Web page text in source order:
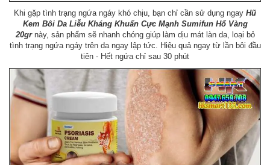
Khi gặp tình trạng ngứa ngáy khó chịu, bạn chỉ cần sử dụng ngay Hũ
Kem Bôi Da Liễu Kháng Khuẩn Cực Mạnh Sumifun Hổ Vàng
20gr này, sản phẩm sẽ nhanh chóng giúp làm dịu mát làn da, loại bỏ
tình trạng ngứa ngáy trên da ngay lập tức. Hiệu quả ngay từ lần bôi đầu
tiên - Hết ngứa chỉ sau 30 phút